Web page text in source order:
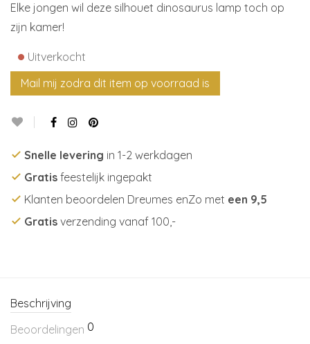
Elke jongen wil deze silhouet dinosaurus lamp toch op
zijn kamer!
• Uitverkocht
Snelle levering in 1-2 werkdagen
Gratis feestelijk ingepakt
Klanten beoordelen Dreumes enZo met een 9,5
Gratis verzending vanaf 100,-
Beschrijving
Beoordelingen 0